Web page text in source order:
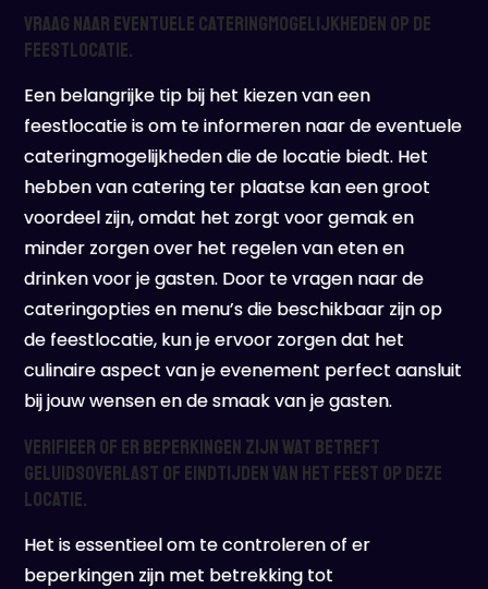
Vraag naar eventuele cateringmogelijkheden op de
feestlocatie.
Een belangrijke tip bij het kiezen van een
feestlocatie is om te informeren naar de eventuele
cateringmogelijkheden die de locatie biedt. Het
hebben van catering ter plaatse kan een groot
voordeel zijn, omdat het zorgt voor gemak en
minder zorgen over het regelen van eten en
drinken voor je gasten. Door te vragen naar de
cateringopties en menu’s die beschikbaar zijn op
de feestlocatie, kun je ervoor zorgen dat het
culinaire aspect van je evenement perfect aansluit
bij jouw wensen en de smaak van je gasten.
Verifieer of er beperkingen zijn wat betreft
geluidsoverlast of eindtijden van het feest op deze
locatie.
Het is essentieel om te controleren of er
beperkingen zijn met betrekking tot